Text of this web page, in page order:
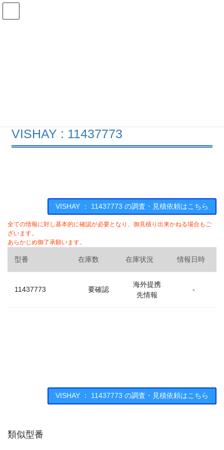
コ
ナ
VISHAY : 11437773
VISHAY ： 11437773 の調査・見積依頼はこちら
全ての情報に対し基本的に確認が必要となり、御見積り出来かねる場合もご
ざいます。
あらかじめ御了承願います。
型番 在庫数 在庫状況 情報日時
11437773 要確認
海外提携
先情報
-
VISHAY ： 11437773 の調査・見積依頼はこちら
類似型番